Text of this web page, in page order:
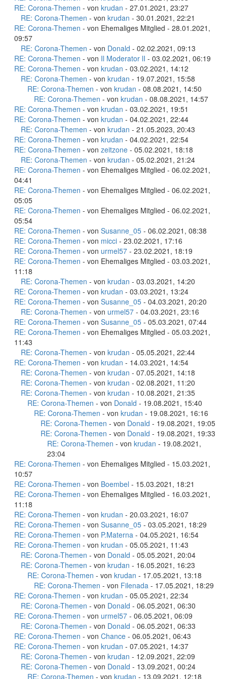
RE: Corona-Themen - von krudan - 27.01.2021, 23:27
RE: Corona-Themen - von krudan - 30.01.2021, 22:21
RE: Corona-Themen - von Ehemaliges Mitglied - 28.01.2021,
09:57
RE: Corona-Themen - von Donald - 02.02.2021, 09:13
RE: Corona-Themen - von Il Moderator lI - 03.02.2021, 06:19
RE: Corona-Themen - von krudan - 03.02.2021, 14:12
RE: Corona-Themen - von krudan - 19.07.2021, 15:58
RE: Corona-Themen - von krudan - 08.08.2021, 14:50
RE: Corona-Themen - von krudan - 08.08.2021, 14:57
RE: Corona-Themen - von krudan - 03.02.2021, 19:51
RE: Corona-Themen - von krudan - 04.02.2021, 22:44
RE: Corona-Themen - von krudan - 21.05.2023, 20:43
RE: Corona-Themen - von krudan - 04.02.2021, 22:54
RE: Corona-Themen - von zeitzone - 05.02.2021, 18:18
RE: Corona-Themen - von krudan - 05.02.2021, 21:24
RE: Corona-Themen - von Ehemaliges Mitglied - 06.02.2021,
04:41
RE: Corona-Themen - von Ehemaliges Mitglied - 06.02.2021,
05:05
RE: Corona-Themen - von Ehemaliges Mitglied - 06.02.2021,
05:54
RE: Corona-Themen - von Susanne_05 - 06.02.2021, 08:38
RE: Corona-Themen - von micci - 23.02.2021, 17:16
RE: Corona-Themen - von urmel57 - 23.02.2021, 18:19
RE: Corona-Themen - von Ehemaliges Mitglied - 03.03.2021,
11:18
RE: Corona-Themen - von krudan - 03.03.2021, 14:20
RE: Corona-Themen - von krudan - 03.03.2021, 13:24
RE: Corona-Themen - von Susanne_05 - 04.03.2021, 20:20
RE: Corona-Themen - von urmel57 - 04.03.2021, 23:16
RE: Corona-Themen - von Susanne_05 - 05.03.2021, 07:44
RE: Corona-Themen - von Ehemaliges Mitglied - 05.03.2021,
11:43
RE: Corona-Themen - von krudan - 05.05.2021, 22:44
RE: Corona-Themen - von krudan - 14.03.2021, 14:54
RE: Corona-Themen - von krudan - 07.05.2021, 14:18
RE: Corona-Themen - von krudan - 02.08.2021, 11:20
RE: Corona-Themen - von krudan - 10.08.2021, 21:35
RE: Corona-Themen - von Donald - 19.08.2021, 15:40
RE: Corona-Themen - von krudan - 19.08.2021, 16:16
RE: Corona-Themen - von Donald - 19.08.2021, 19:05
RE: Corona-Themen - von Donald - 19.08.2021, 19:33
RE: Corona-Themen - von krudan - 19.08.2021,
23:04
RE: Corona-Themen - von Ehemaliges Mitglied - 15.03.2021,
10:57
RE: Corona-Themen - von Boembel - 15.03.2021, 18:21
RE: Corona-Themen - von Ehemaliges Mitglied - 16.03.2021,
11:18
RE: Corona-Themen - von krudan - 20.03.2021, 16:07
RE: Corona-Themen - von Susanne_05 - 03.05.2021, 18:29
RE: Corona-Themen - von P.Materna - 04.05.2021, 16:54
RE: Corona-Themen - von krudan - 05.05.2021, 11:43
RE: Corona-Themen - von Donald - 05.05.2021, 20:04
RE: Corona-Themen - von krudan - 16.05.2021, 16:23
RE: Corona-Themen - von krudan - 17.05.2021, 13:18
RE: Corona-Themen - von Filenada - 17.05.2021, 18:29
RE: Corona-Themen - von krudan - 05.05.2021, 22:34
RE: Corona-Themen - von Donald - 06.05.2021, 06:30
RE: Corona-Themen - von urmel57 - 06.05.2021, 06:09
RE: Corona-Themen - von Donald - 06.05.2021, 06:33
RE: Corona-Themen - von Chance - 06.05.2021, 06:43
RE: Corona-Themen - von krudan - 07.05.2021, 14:37
RE: Corona-Themen - von krudan - 12.09.2021, 22:09
RE: Corona-Themen - von Donald - 13.09.2021, 00:24
RE: Corona-Themen - von krudan - 13.09.2021, 12:18